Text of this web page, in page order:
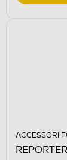
ACCESSORI